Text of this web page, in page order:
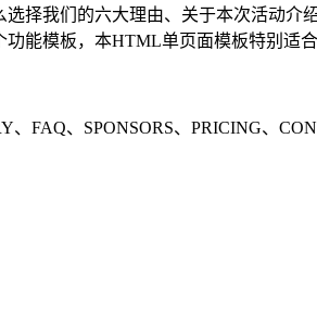
择我们的六大理由、关于本次活动
能模板，本HTML单页面模板特别适
FAQ、SPONSORS、PRICING、